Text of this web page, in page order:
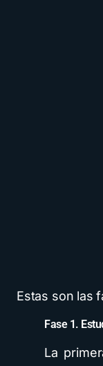
Estas son las
Fase 1.
La